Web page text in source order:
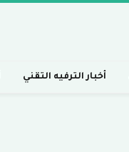
أخبار الترفيه التقني